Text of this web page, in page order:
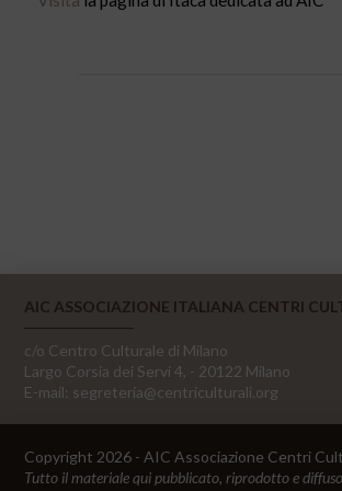
AIC ASSOCIAZIONE ITALIANA CENTRI
c/o Centro Culturale di Milano
Largo Corsia dei Servi 4, - 20122 Milano
E-mail: segreteria@centriculturali.org
Copyright 2026 - AIC Associazione Centri
Tutto il materiale qui pubblicato, riprodotto e